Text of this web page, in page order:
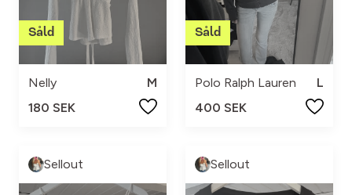
Nelly
M
180 SEK
Polo Ralph Lauren
L
400 SEK
Sellout Sellout